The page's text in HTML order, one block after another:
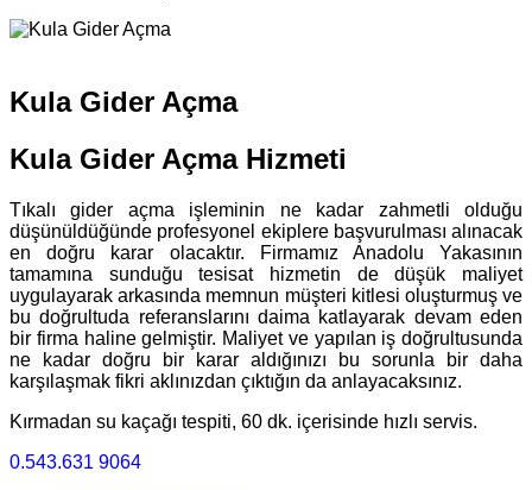
Kula Gider Açma
Kula Gider Açma Hizmeti
Tıkalı gider açma işleminin ne kadar zahmetli olduğu
düşünüldüğünde profesyonel ekiplere başvurulması alınacak
en doğru karar olacaktır. Firmamız Anadolu Yakasının
tamamına sunduğu tesisat hizmetin de düşük maliyet
uygulayarak arkasında memnun müşteri kitlesi oluşturmuş ve
bu doğrultuda referanslarını daima katlayarak devam eden
bir firma haline gelmiştir. Maliyet ve yapılan iş doğrultusunda
ne kadar doğru bir karar aldığınızı bu sorunla bir daha
karşılaşmak fikri aklınızdan çıktığın da anlayacaksınız.
Kırmadan su kaçağı tespiti, 60 dk. içerisinde hızlı servis.
0.543.631 9064